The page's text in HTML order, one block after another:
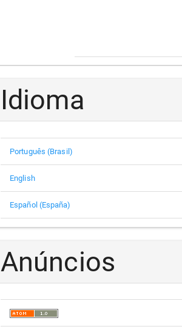
Idioma
Português (Brasil)
English
Español (España)
Anúncios